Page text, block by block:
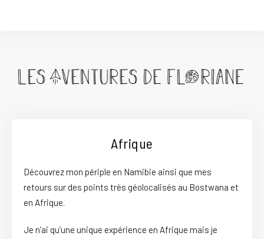
Afrique
Découvrez mon périple en Namibie ainsi que mes
retours sur des points très géolocalisés au Bostwana et
en Afrique.
Je n’ai qu’une unique expérience en Afrique mais je